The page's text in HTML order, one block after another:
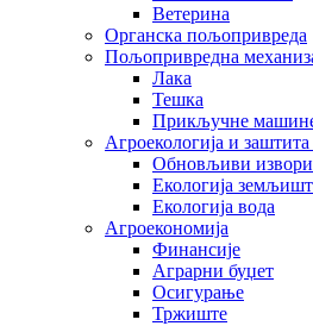
Ветерина
Органска пољопривреда
Пољопривредна
Лака
Тешка
Прикључне
Агроекологија и
Обновљиви
Екологија
Екологија вода
Агроекономија
Финансије
Аграрни буџет
Осигурање
Тржиште